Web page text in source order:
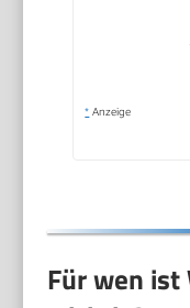
* Anzeige
Für wen